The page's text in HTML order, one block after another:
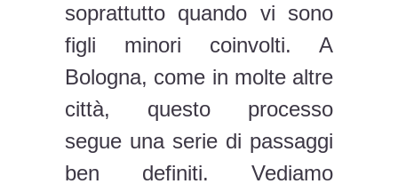
soprattutto quando vi sono
figli minori coinvolti. A
Bologna, come in molte altre
città, questo processo
segue una serie di passaggi
ben definiti. Vediamo